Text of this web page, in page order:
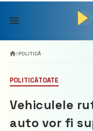
Skip
content
POLITICĂ
POLITICĂTOATE
Vehiculele
auto vor fi